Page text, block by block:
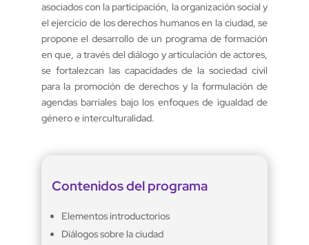
asociados con la participación, la organización social y
el ejercicio de los derechos humanos en la ciudad, se
propone el desarrollo de un programa de formación
en que, a través del diálogo y articulación de actores,
se fortalezcan las capacidades de la sociedad civil
para la promoción de derechos y la formulación de
agendas barriales bajo los enfoques de igualdad de
género e interculturalidad.
Contenidos del programa
Elementos introductorios
Diálogos sobre la ciudad